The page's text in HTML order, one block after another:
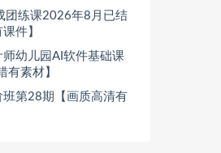
团练课2026年8月已结
件】
幼儿园AI软件基础课
有素材】
第28期【画质高清有